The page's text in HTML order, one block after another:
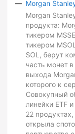
Morgan
Morgan
продукта:
тикером
тикером
SOL, берут
часть монет
выхода
которого к
Совокупный
линейки ETF
22
открыла